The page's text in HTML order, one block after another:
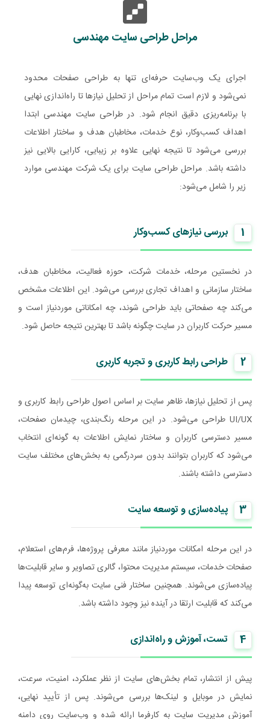
مراحل طراحی سایت مهندسی
اجرای یک وب‌سایت حرفه‌ای تنها به طراحی صفحات محدود
نمی‌شود و لازم است تمام مراحل از تحلیل نیازها تا راه‌اندازی نهایی
با برنامه‌ریزی دقیق انجام شود. در طراحی سایت مهندسی ابتدا
اهداف کسب‌وکار، نوع خدمات، مخاطبان هدف و ساختار اطلاعات
بررسی می‌شود تا نتیجه نهایی علاوه بر زیبایی، کارایی بالایی نیز
داشته باشد. مراحل طراحی سایت برای یک شرکت مهندسی موارد
زیر را شامل می‌شود:
1 بررسی نیازهای کسب‌وکار
در نخستین مرحله، خدمات شرکت، حوزه فعالیت، مخاطبان هدف،
ساختار سازمانی و اهداف تجاری بررسی می‌شود. این اطلاعات مشخص
می‌کند چه صفحاتی باید طراحی شوند، چه امکاناتی موردنیاز است و
مسیر حرکت کاربران در سایت چگونه باشد تا بهترین نتیجه حاصل شود.
2 طراحی رابط کاربری و تجربه کاربری
پس از تحلیل نیازها، ظاهر سایت بر اساس اصول طراحی رابط کاربری و
UI/UX طراحی می‌شود. در این مرحله رنگ‌بندی، چیدمان صفحات،
مسیر دسترسی کاربران و ساختار نمایش اطلاعات به گونه‌ای انتخاب
می‌شود که کاربران بتوانند بدون سردرگمی به بخش‌های مختلف سایت
دسترسی داشته باشند.
3 پیاده‌سازی و توسعه سایت
در این مرحله امکانات موردنیاز مانند معرفی پروژه‌ها، فرم‌های استعلام،
صفحات خدمات، سیستم مدیریت محتوا، گالری تصاویر و سایر قابلیت‌ها
پیاده‌سازی می‌شوند. همچنین ساختار فنی سایت به‌گونه‌ای توسعه پیدا
می‌کند که قابلیت ارتقا در آینده نیز وجود داشته باشد.
4 تست، آموزش و راه‌اندازی
پیش از انتشار، تمام بخش‌های سایت از نظر عملکرد، امنیت، سرعت،
نمایش در موبایل و لینک‌ها بررسی می‌شوند. پس از تأیید نهایی،
آموزش مدیریت سایت به کارفرما ارائه شده و وب‌سایت روی دامنه